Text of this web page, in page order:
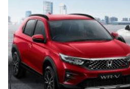
праворульные версии
сообщил портал «Автоновости